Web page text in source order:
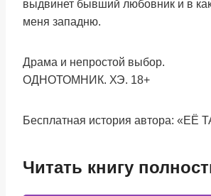
выдвинет бывший любовник и в
меня западню.
Драма и непростой выбор.
ОДНОТОМНИК. ХЭ. 18+
Бесплатная история автора: «ЕЁ
Читать книгу